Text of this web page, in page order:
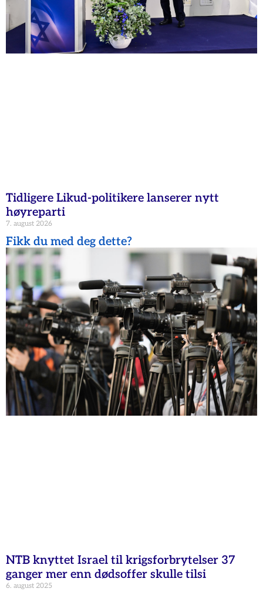
Tidligere Likud-politikere lanserer nytt
høyreparti
7. august 2026
Fikk du med deg dette?
NTB knyttet Israel til krigsforbrytelser 37
ganger mer enn dødsoffer skulle tilsi
6. august 2025